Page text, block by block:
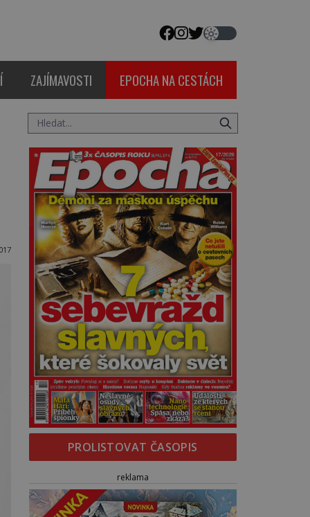
ZAJÍMAVOSTI EPOCHA NA CESTÁCH
PROLISTOVAT ČASOPIS
reklama